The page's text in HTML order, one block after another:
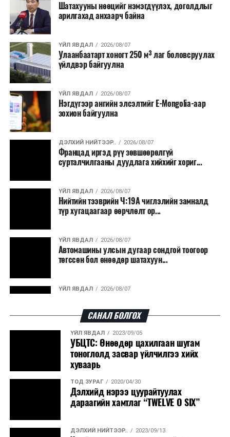
өдрүүдэд агаарын температур дахин огцом
нэмэгдэж, хуурайшилт эрчимжих төлөвтэй байгааг
анхааруулсан бөгөөд энэ нь гал унтраах ажиллагаанд
шинэ сорилт учруулж болзошгүйг онцолжээ.
Шатахууны нөөцийг нэмэгдүүлэх, доголдлыг
арилгахад анхаарч байна
ҮЙЛ ЯВДАЛ 2026/08/07
Улаанбаатарт хоногт 250 м³ лаг боловсруулах
үйлдвэр байгуулна
ҮЙЛ ЯВДАЛ 2026/08/07
Нэгдүгээр ангийн элсэлтийг E-Mongolia-аар
зохион байгуулна
ДЭЛХИЙ НИЙТЭЭР.. 2026/08/07
Францад иргэд рүү зөвшөөрөлгүй
сурталчилгааны дуудлага хийхийг хориг...
ҮЙЛ ЯВДАЛ 2026/08/07
Нийтийн тээврийн Ч:19А чиглэлийн замналд
түр хугацаагаар өөрчлөлт ор...
ҮЙЛ ЯВДАЛ 2026/08/07
Автомашины улсын дугаар сондгой тоогоор
төгссөн бол өнөөдөр шатахуун...
ҮЙЛ ЯВДАЛ 2026/08/07
ДЭЛХИЙ НИЙТЭЭР.. 2026/08/06
“Уралдронзавод” компанийн ерөнхий
захирлын автомашиныг дэлбэлжээ...
ҮЙЛ ЯВДАЛ 2026/08/06
Сүхбаатар боомтоор тав хоногт 10 мянга гаруй
тонн АИ-92 автобензин и...
ДЭЛХИЙ НИЙТЭЭР.. 2026/08/06
САНАЛ БОЛГОХ
ҮЙЛ ЯВДАЛ 2023/09/05
УБЦТС: Өнөөдөр цахилгаан шугам
тоноглолд засвар үйлчилгээ хийх
хуваарь
ТОД ЗУРАГ 2020/04/30
Дэлхийд нэрээ цуурайтуулах
дараагийн хамтлаг “TWELVE O SIX”
ДЭЛХИЙ НИЙТЭЭР.. 2023/09/13